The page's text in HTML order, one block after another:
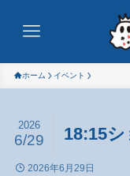
ホーム イベント
18:15
2026
6/29
2026年6月29日